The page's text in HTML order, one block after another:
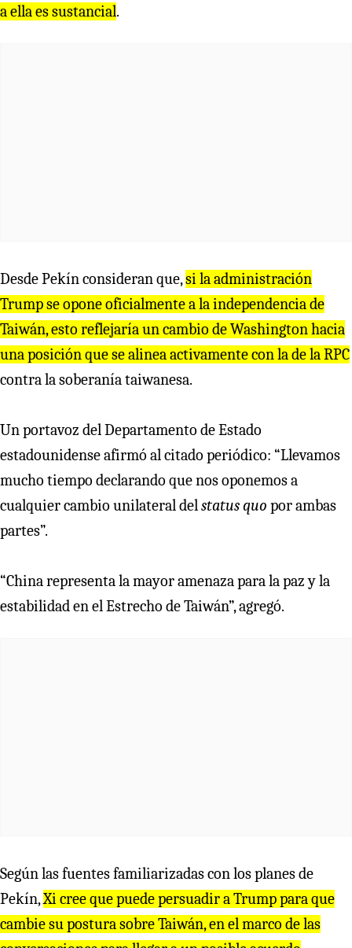
a ella es sustancial.
Desde Pekín consideran que,si la administración
Trump se opone oficialmente a la independencia de
Taiwán, esto reflejaría un cambio de Washington hacia
una posición que se alinea activamente con la de la RPC
contra la soberanía taiwanesa.
Un portavoz del Departamento de Estado
estadounidense afirmó al citado periódico: “Llevamos
mucho tiempo declarando que nos oponemos a
cualquier cambio unilateral delstatus quo por ambas
partes”.
“China representa la mayor amenaza para la paz y la
estabilidad en el Estrecho de Taiwán”, agregó.
Según las fuentes familiarizadas con los planes de
Pekín,Xi cree que puede persuadir a Trump para que
cambie su postura sobre Taiwán, en el marco de las